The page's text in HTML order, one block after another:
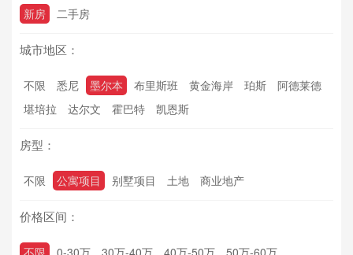
新房 二手房
城市地区：
不限 悉尼 墨尔本 布里斯班 黄金海岸 珀斯
阿德莱德
堪培拉
达尔文 霍巴特 凯恩斯
房型：
不限 公寓项目 别墅项目 土地 商业地产
价格区间：